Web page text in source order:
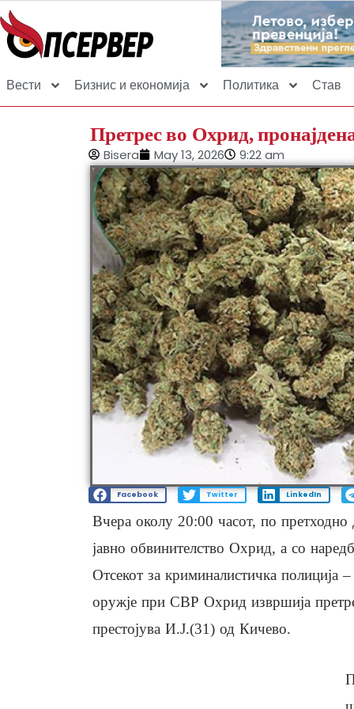
Вести Бизнис и економија Политика Став
Претрес во Охрид,
Bisera May 13, 2026 9:22 am
Facebook Twitter LinkedIn
Вчера околу 20:00 часот, по претходно
јавно обвинителство Охрид, а со
Отсекот за криминалистичка полиција
оружје при СВР Охрид извршија
престојува И.Ј.(31) од Кичево.